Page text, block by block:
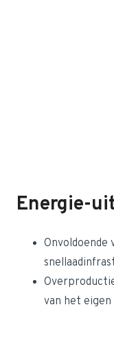
Energie-
van het